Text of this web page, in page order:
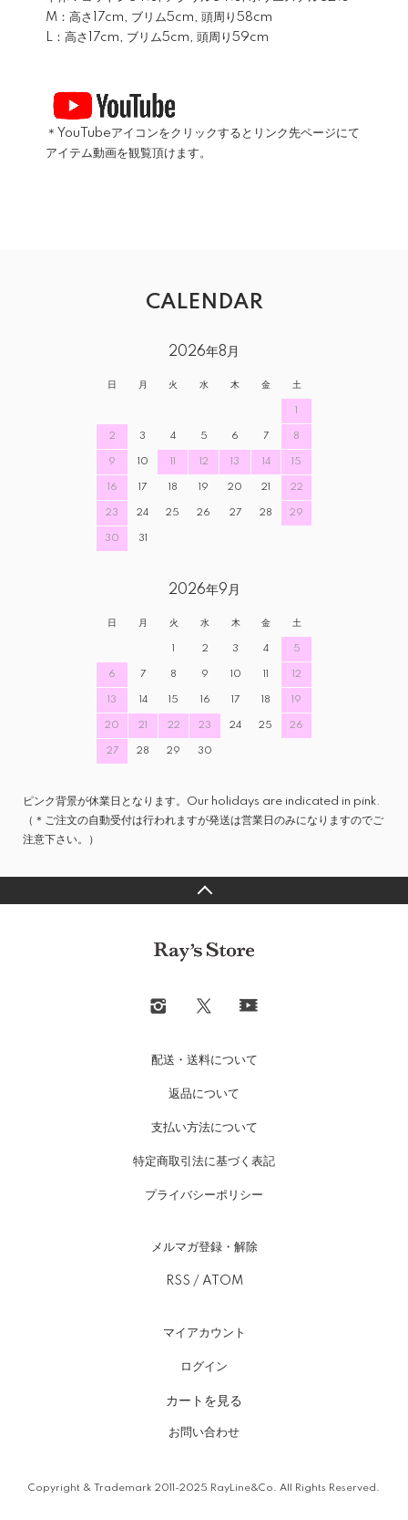
M：高さ17cm, ブリム5cm, 頭周り58cm
L：高さ17cm, ブリム5cm, 頭周り59cm
＊YouTubeアイコンをクリックするとリンク先ページにて
アイテム動画を観覧頂けます。
CALENDAR
2026年8月
日 月 火 水 木 金 土
1
2 3 4 5 6 7 8
9 10 11 12 13 14 15
16 17 18 19 20 21 22
23 24 25 26 27 28 29
30 31
2026年9月
日 月 火 水 木 金 土
1 2 3 4 5
6 7 8 9 10 11 12
13 14 15 16 17 18 19
20 21 22 23 24 25 26
27 28 29 30
ピンク背景が休業日となります。Our holidays are indicated in pink.
（＊ご注文の自動受付は行われますが発送は営業日のみになりますのでご
注意下さい。）
配送・送料について
返品について
支払い方法について
特定商取引法に基づく表記
プライバシーポリシー
メルマガ登録・解除
RSS / ATOM
マイアカウント
ログイン
カートを見る
お問い合わせ
Copyright & Trademark 2011-2025 RayLine&Co. All Rights Reserved.